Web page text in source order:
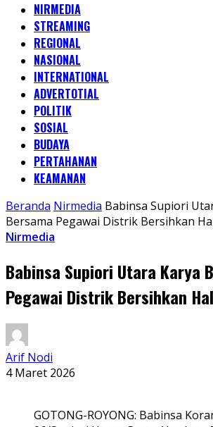
NIRMEDIA
STREAMING
REGIONAL
NASIONAL
INTERNATIONAL
ADVERTOTIAL
POLITIK
SOSIAL
BUDAYA
PERTAHANAN
KEAMANAN
Beranda Nirmedia Babinsa Supiori
Bersama Pegawai Distrik Bersihkan
Nirmedia
Babinsa Supiori Utara Karya
Pegawai Distrik Bersihkan
Arif Nodi
4 Maret 2026
GOTONG-ROYONG: Babinsa